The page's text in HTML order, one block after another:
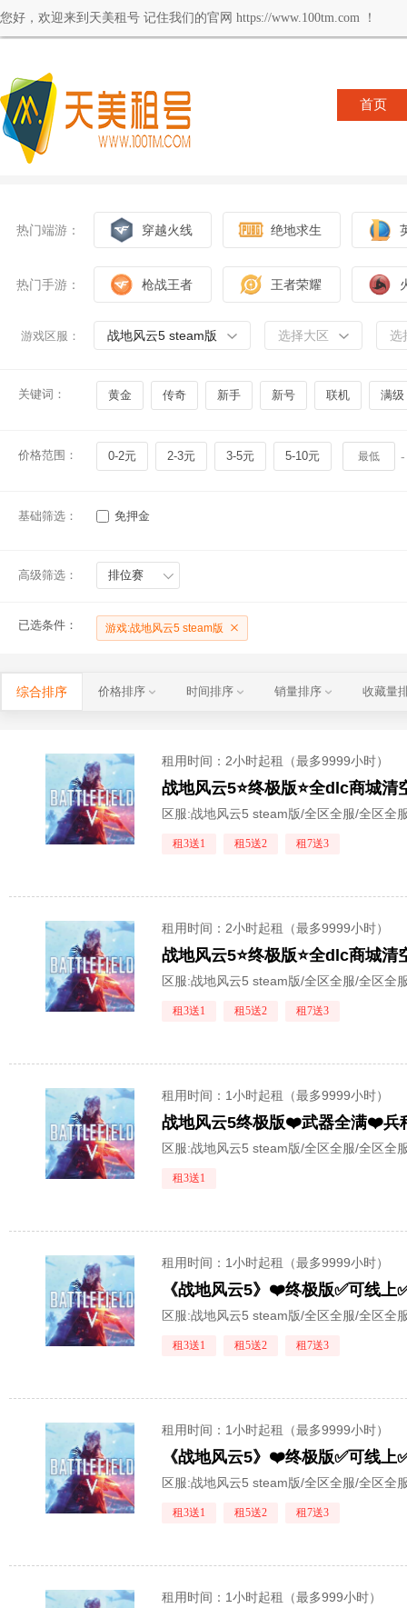
您好，欢迎来到天美租号 记住我们的官网 https://www.100tm.com ！
首页
热门端游： 穿越火线 绝地求生
热门手游： 枪战王者 王者荣耀
游戏区服： 战地风云5 steam版 选择大区 选
关键词： 黄金 传奇 新手 新号 联机 满级
价格范围： 0-2元 2-3元 3-5元 5-10元 -
基础筛选： 免押金
高级筛选： 排位赛
已选条件： 游戏:战地风云5 steam版
综合排序 价格排序 时间排序 销量排序 收藏量
租用时间 ：2小时起租（最多9999小时）
战地风云5⭐终极版⭐全dlc商城清
区服:战地风云5 steam版/全区全服/全区全
租3送1 租5送2 租7送3
租用时间 ：2小时起租（最多9999小时）
战地风云5⭐终极版⭐全dlc商城清
区服:战地风云5 steam版/全区全服/全区全
租3送1 租5送2 租7送3
租用时间 ：1小时起租（最多9999小时）
战地风云5终极版❤️武器全满❤️
区服:战地风云5 steam版/全区全服/全区全
租3送1
租用时间 ：1小时起租（最多9999小时）
《战地风云5》❤️终极版✅可线上
区服:战地风云5 steam版/全区全服/全区全
租3送1 租5送2 租7送3
租用时间 ：1小时起租（最多9999小时）
《战地风云5》❤️终极版✅可线
区服:战地风云5 steam版/全区全服/全区全
租3送1 租5送2 租7送3
租用时间 ：1小时起租（最多999小时）